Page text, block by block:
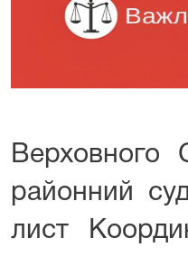
Верховного
районний
лист